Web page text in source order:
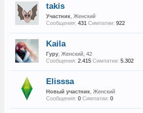
takis
Участник, Женский
Сообщения: 431 Симпатии: 922
Kaila
Гуру, Женский, 42
Сообщения: 2.415 Симпатии: 5.302
Elisssa
Новый участник, Женский
Сообщения: 0 Симпатии: 0